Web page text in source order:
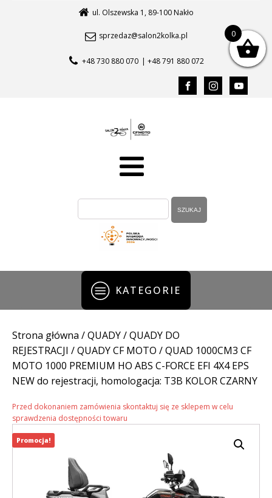
ul. Olszewska 1, 89-100 Nakło
sprzedaz@salon2kolka.pl
+48 730 880 070 | +48 791 880 072
KATEGORIE
Strona główna /QUADY/QUADY DO
REJESTRACJI /QUADY CF MOTO / QUAD 1000CM3 CF
MOTO 1000 PREMIUM HO ABS C-FORCE EFI 4X4 EPS
NEW do rejestracji, homologacja: T3B KOLOR CZARNY
Przed dokonaniem zamówienia skontaktuj się ze sklepem w celu
sprawdzenia dostępności towaru
Promocja!
0